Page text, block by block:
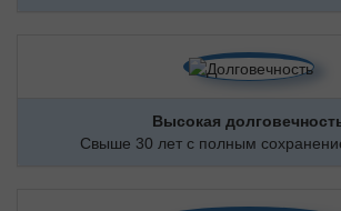
Высокая
Свыше 30 лет с полным